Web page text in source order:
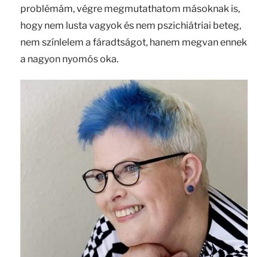
problémám, végre megmutathatom másoknak is,
hogy nem lusta vagyok és nem pszichiátriai beteg,
nem színlelem a fáradtságot, hanem megvan ennek
a nagyon nyomós oka.